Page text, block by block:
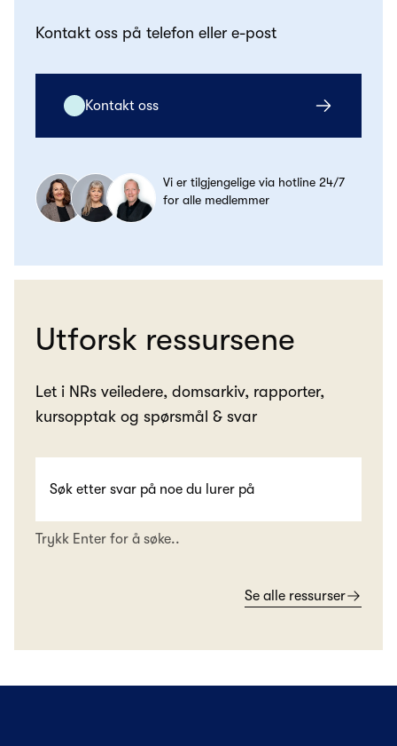
Kontakt oss på telefon eller e-post
Kontakt oss
Vi er tilgjengelige via hotline 24/7
for alle medlemmer
Utforsk ressursene
Let i NRs veiledere, domsarkiv, rapporter,
kursopptak og spørsmål & svar
Trykk Enter for å søke..
Se alle ressurser